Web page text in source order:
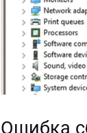
Ошибка